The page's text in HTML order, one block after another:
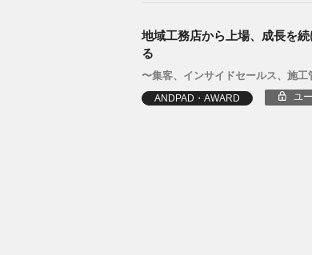
地域工務店から上場、成長を
る
〜集客、インサイドセールス、施
ANDPAD・AWARD ユ